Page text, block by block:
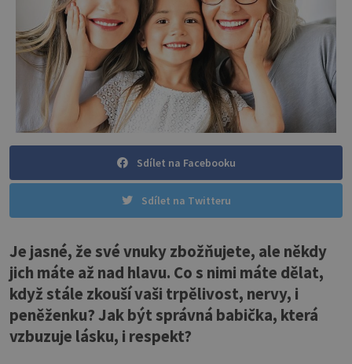
Sdílet na Facebooku
Sdílet na Twitteru
Je jasné, že své vnuky zbožňujete, ale někdy
jich máte až nad hlavu. Co s nimi máte dělat,
když stále zkouší vaši trpělivost, nervy, i
peněženku? Jak být správná babička, která
vzbuzuje lásku, i respekt?